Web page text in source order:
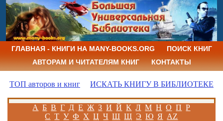
ГЛАВНАЯ - КНИГИ НА MANY-BOOKS.ORG
ПОИСК КНИГ
АВТОРАМ И ЧИТАТЕЛЯМ КНИГ
КОНТАКТЫ
ТОП авторов и книг ИСКАТЬ КНИГУ В БИБЛИОТЕКЕ
А Б В Г Д Е Ж З И Й К Л М Н О П Р
С Т У Ф Х Ц Ч Ш Щ Э Ю Я AZ